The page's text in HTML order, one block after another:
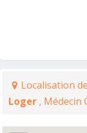
Localisation de
Loger , Médecin